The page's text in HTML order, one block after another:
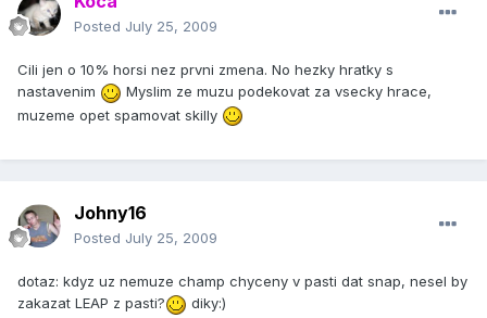
Posted July 25, 2009
Cili jen o 10% horsi nez prvni zmena. No hezky hratky s
nastavenim
Myslim ze muzu podekovat za vsecky hrace,
muzeme opet spamovat skilly
Johny16
Posted July 25, 2009
dotaz: kdyz uz nemuze champ chyceny v pasti dat snap, nesel by
zakazat LEAP z pasti?
diky:)